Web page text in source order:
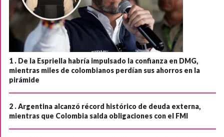
1 . De la Espriella habría impulsado la confianza en DMG,
mientras miles de colombianos perdían sus ahorros en la
pirámide
2 .Argentina alcanzó récord histórico de deuda externa,
mientras que Colombia salda obligaciones con el FMI